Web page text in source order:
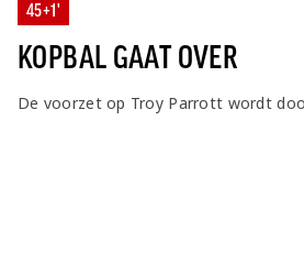
45+1'
KOPBAL GAAT OVER
De voorzet op Troy Parrott wordt